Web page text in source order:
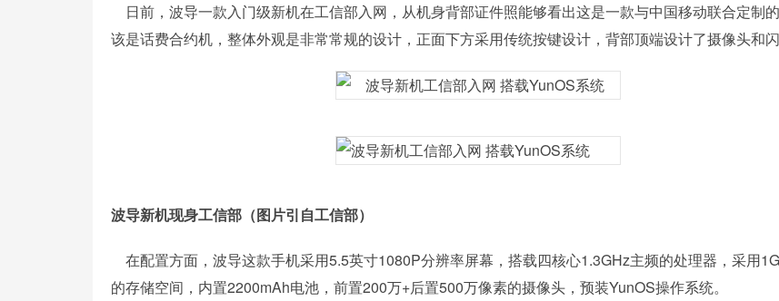
日前，波导一款入门级新机在工信部入网，从机身背部证件照能够看出这是一款与中国移动联合定制
该是话费合约机，整体外观是非常常规的设计，正面下方采用传统按键设计，背部顶端设计了摄像头和闪
波导新机现身工信部（图片引自工信部）
在配置方面，波导这款手机采用5.5英寸1080P分辨率屏幕，搭载四核心1.3GHz主频的处理器，采用
的存储空间，内置2200mAh电池，前置200万+后置500万像素的摄像头，预装YunOS操作系统。